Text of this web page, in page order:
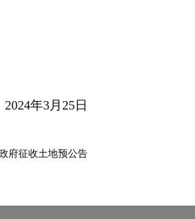
2024年3月25日
府征收土地预公告